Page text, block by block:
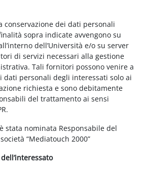
conservazione dei dati personali
sopra indicate avvengono su
dell’Università e/o su server
di servizi necessari alla gestione
Tali fornitori possono venire a
dati personali degli interessati solo ai
richiesta e sono debitamente
del trattamento ai sensi
stata nominata Responsabile del
“Mediatouch 2000”